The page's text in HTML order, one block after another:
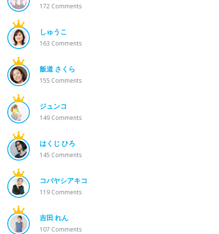
172 Comments
しゅうこ
163 Comments
飯道 さくら
155 Comments
ジュンコ
149 Comments
はくじ ひろ
145 Comments
コバヤシアキコ
119 Comments
吉田 れん
107 Comments